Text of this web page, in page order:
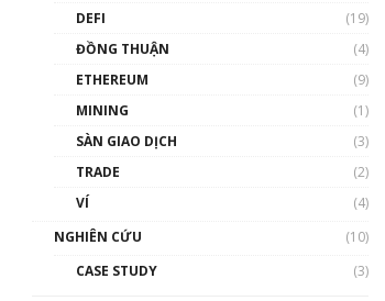
Blockchain đang được ứng
DEFI
(19)
ĐỒNG THUẬN
(4)
ETHEREUM
(9)
MINING
(1)
SÀN GIAO DỊCH
(3)
TRADE
(2)
VÍ
(4)
NGHIÊN CỨU
(10)
CASE STUDY
(3)